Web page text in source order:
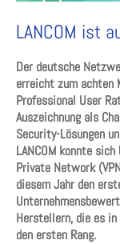
LANCOM ist
Der deutsche
erreicht zum achten
Professional User
Auszeichnung als
Security-Lösungen
LANCOM konnte
Private Network
diesem Jahr den
Herstellern, die es in
den ersten Rang.